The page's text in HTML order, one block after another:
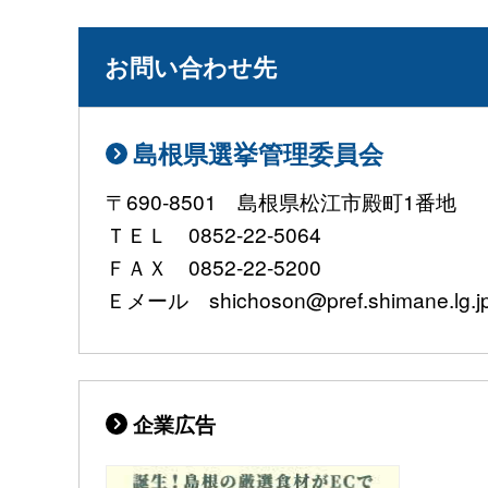
お問い合わせ先
島根県選挙管理委員会
〒690-8501 島根県松江市殿町1番地
ＴＥＬ 0852-22-5064
ＦＡＸ 0852-22-5200
Ｅメール
企業広告